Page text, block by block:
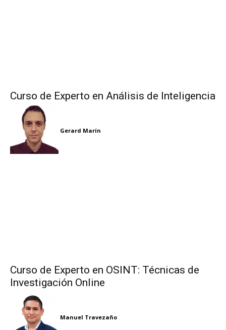
Curso de Experto en Análisis de Inteligencia
Gerard Marín
Curso de Experto en OSINT: Técnicas de
Investigación Online
Manuel Travezaño